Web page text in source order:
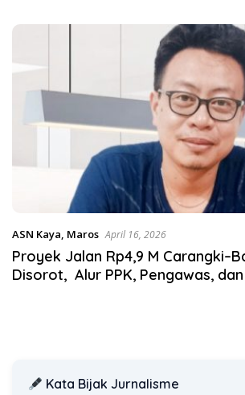
ASN Kaya, Maros April 16, 2026
Proyek Jalan Rp4,9 M
Disorot, Alur PPK, Pengawas,
Kata Bijak Jurnalisme